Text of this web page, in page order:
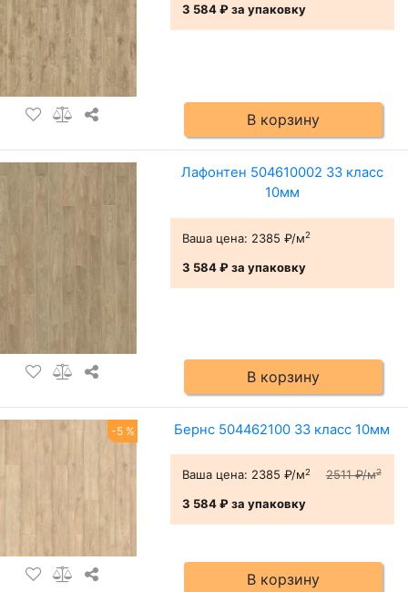
3 584 ₽за упаковку
В корзину
Лафонтен 504610002 33 класс
10мм
Ваша цена: 2385 ₽/м2
3 584 ₽за упаковку
В корзину
-5 % Бернс 504462100 33 класс 10мм
Ваша цена: 2385 ₽/м2 2511 ₽/м2
3 584 ₽за упаковку
В корзину